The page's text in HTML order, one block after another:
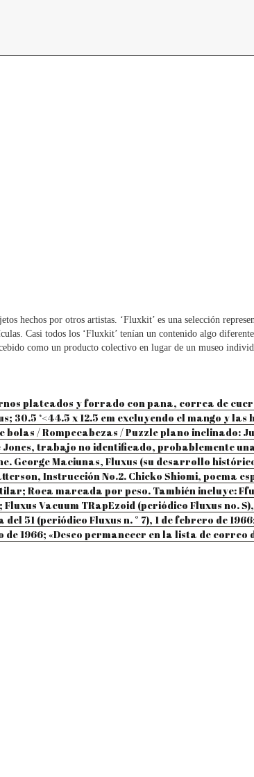
hechos por otros artistas. ‘Fluxkit’ es una selección
Casi todos los ‘Fluxkit’ tenían un contenido algo
como un producto colectivo en lugar de un museo
plateados y forrado con pana, correa de
‘<44.5 x 12.5 em excluyendo el mango y
/ Rompecabezas / Puzzle plano inclinado:
trabajo no identificado, probablemente
George Maciunas, Fluxus (su desarrollo
Instrucción No.2. Chieko Shiomi, poema
Roca marcada por peso. También incluye:
Vacuum TRapEzoid (periódico Fluxus no.
51 (periódico Fluxus n. ° 7), 1 de febrero de
1966; «Deseo permanecer en la lista de